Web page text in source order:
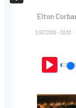
Elton
2.SET.2025 - 20:32
Play